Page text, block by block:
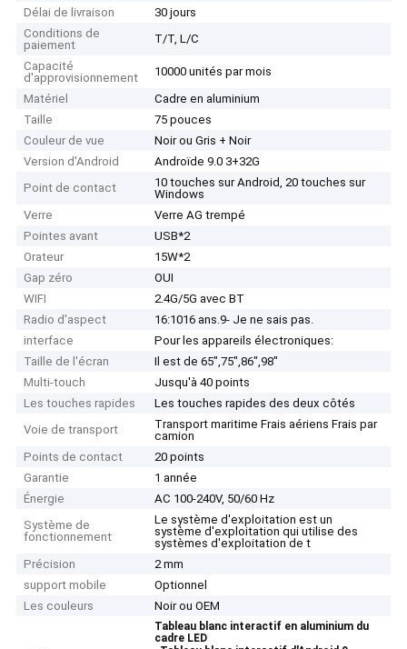
Délai de livraison
30 jours
Conditions de
paiement
T/T, L/C
Capacité
d'approvisionnement
10000 unités par mois
Matériel
Cadre en aluminium
Taille
75 pouces
Couleur de vue
Noir ou Gris + Noir
Version d'Android
Androïde 9.0 3+32G
Point de contact
10 touches sur Android, 20 touches sur
Windows
Verre
Verre AG trempé
Pointes avant
USB*2
Orateur
15W*2
Gap zéro
OUI
WIFI
2.4G/5G avec BT
Radio d'aspect
16:1016 ans.9- Je ne sais pas.
interface
Pour les appareils électroniques:
Taille de l'écran
Il est de 65",75",86",98"
Multi-touch
Jusqu'à 40 points
Les touches rapides
Les touches rapides des deux côtés
Voie de transport
Transport maritime Frais aériens Frais par
camion
Points de contact
20 points
Garantie
1 année
Énergie
AC 100-240V, 50/60 Hz
Système de
fonctionnement
Le système d'exploitation est un
système d'exploitation qui utilise des
systèmes d'exploitation de t
Précision
2 mm
support mobile
Optionnel
Les couleurs
Noir ou OEM
Tableau blanc interactif en aluminium du
cadre LED